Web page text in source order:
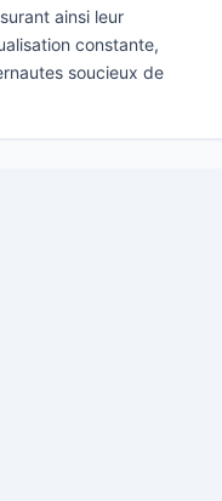
ainsi leur
constante,
soucieux de